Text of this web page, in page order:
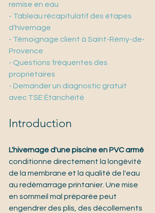
remise en eau
- Tableau récapitulatif des étapes
d'hivernage
- Témoignage client à Saint-Rémy-de-
Provence
- Questions fréquentes des
propriétaires
- Demander un diagnostic gratuit
avec TSE Étanchéité
Introduction
L'hivernage d'une piscine en PVC armé
conditionne directement la longévité
de la membrane et la qualité de l'eau
au redémarrage printanier. Une mise
en sommeil mal préparée peut
engendrer des plis, des décollements